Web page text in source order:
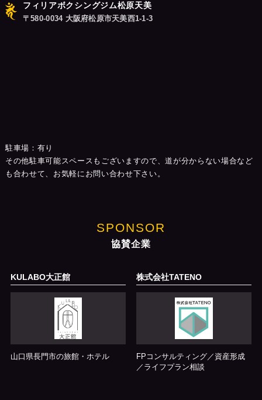
フィリアボクシングジム松原天美
〒580-0034 大阪府松原市天美西1-1-3
駐車場：有り
その他駐車可能スペースもございますので、道が分からない場合など
も合わせて、お気軽にお問い合わせ下さい。
SPONSOR
協賛企業
KULABO大正館
山口県長門市の旅館・ホテル
株式会社TATENO
FPコンサルティング／資産形成
／ライフプラン相談